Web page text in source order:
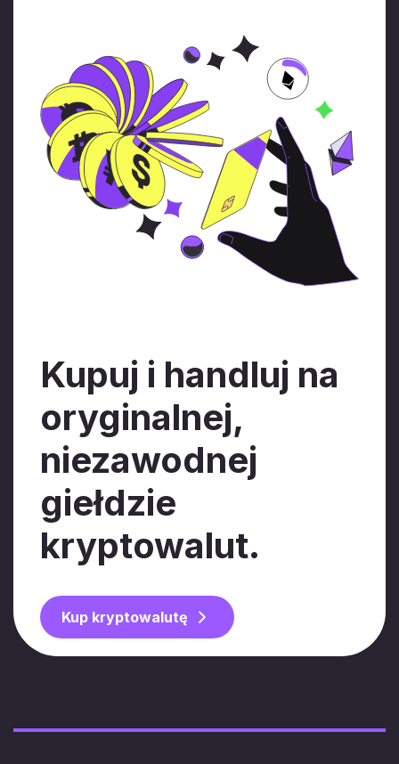
Kupuj i handluj na
oryginalnej,
niezawodnej
giełdzie
kryptowalut.
Kup kryptowalutę